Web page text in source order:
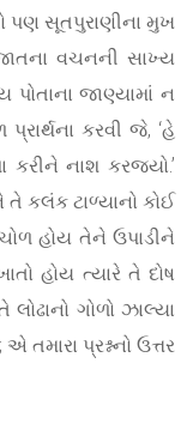
પણ સૂતપુરાણીના મુખ
વચનની સાખ્ય
જાણ્યામાં ન
કરવી જે, ‘હે
કરીને નાશ કરજ્યો.’
કલંક ટાળ્યાનો કોઈ
હોય તેને ઉપાડીને
હોય ત્યારે તે દોષ
ગોળો ઝાલ્યા
પ્રશ્નનો ઉત્તર